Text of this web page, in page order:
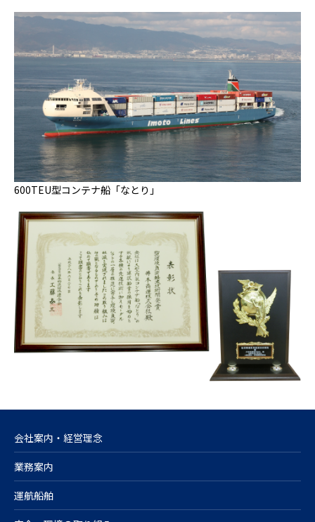
600TEU型コンテナ船「なとり」
会社案内・経営理念
業務案内
運航船舶